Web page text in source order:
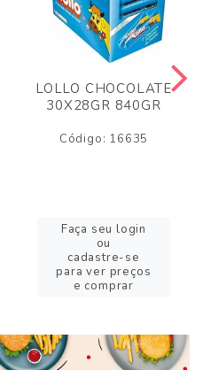
LOLLO CHOCOLATE
30X28GR 840GR
Código: 16635
Faça seu login
ou
cadastre-se
para ver preços
e comprar